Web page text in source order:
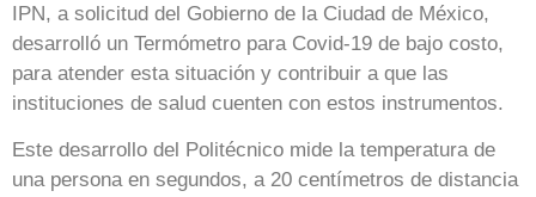
IPN, a solicitud del Gobierno de la Ciudad de México,
desarrolló un Termómetro para Covid-19 de bajo costo,
para atender esta situación y contribuir a que las
instituciones de salud cuenten con estos instrumentos.
Este desarrollo del Politécnico mide la temperatura de
una persona en segundos, a 20 centímetros de distancia